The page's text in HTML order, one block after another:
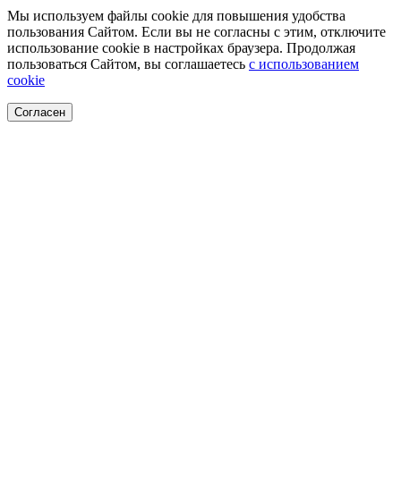
Мы используем файлы cookie для повышения удобства
пользования Сайтом. Если вы не согласны с этим, отключите
использование cookie в настройках браузера. Продолжая
пользоваться Сайтом, вы соглашаетесь с использованием
cookie
Согласен